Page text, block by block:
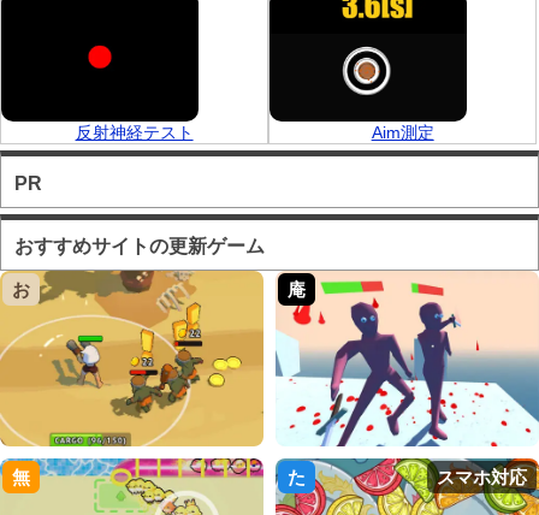
反射神経テスト Aim測定
PR
おすすめサイトの更新ゲーム
お 庵
無 た スマホ対応